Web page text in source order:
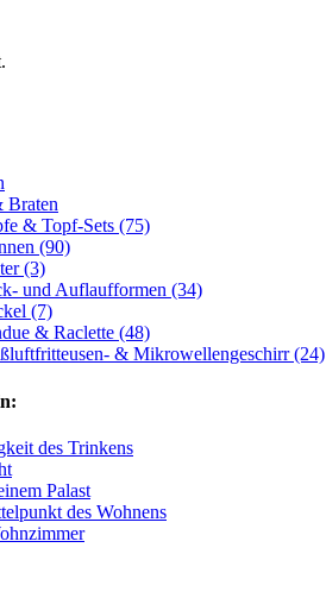
Braten
& Topf-Sets (75)
(90)
(3)
und Auflaufformen (34)
(7)
& Raclette (48)
& Mikrowellengeschirr (24)
des Trinkens
Palast
des Wohnens